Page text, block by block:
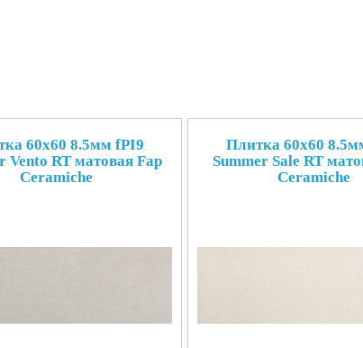
60x60 8.5мм fPI9
Vento RT матовая Fap
Ceramiche
Плитка 60x60
Summer Sale RT
Ceramiche